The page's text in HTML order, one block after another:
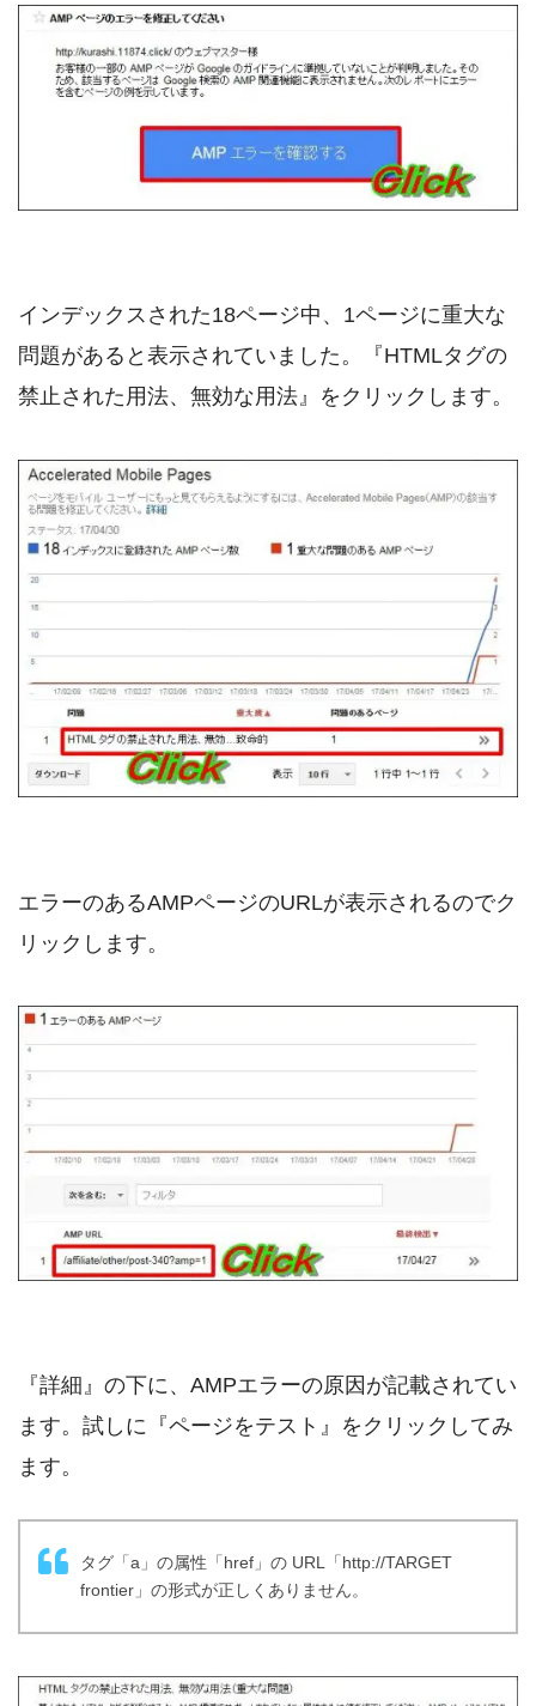
インデックスされた18ページ中、1ページに重大な
問題があると表示されていました。『HTMLタグの
禁止された用法、無効な用法』をクリックします。
エラーのあるAMPページのURLが表示されるのでク
リックします。
『詳細』の下に、AMPエラーの原因が記載されてい
ます。試しに『ページをテスト』をクリックしてみ
ます。
タグ「a」の属性「href」の URL「http://TARGET
frontier」の形式が正しくありません。